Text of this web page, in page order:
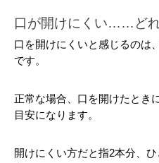
口が開けにくい……ど
口を開けにくいと感じるのは
です。
正常な場合、口を開けたとき
目安になります。
開けにくい方だと指2本分、